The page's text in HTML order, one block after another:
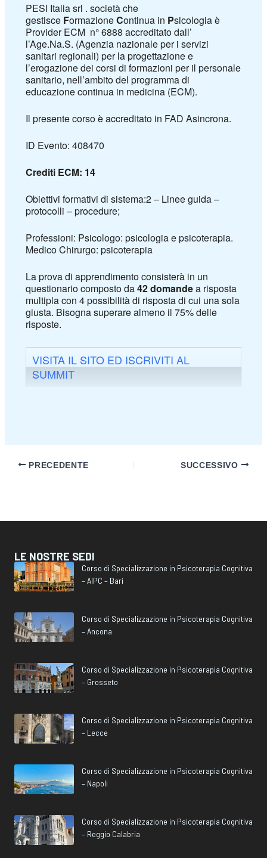
PESI Italia srl . società che
gestisce FormazioneContinua in Psicologia è
Provider ECM n° 6888 accreditato dall’
l’Age.Na.S. (Agenzia nazionale per i servizi
sanitari regionali) per la progettazione e
l’erogazione dei corsi di formazioni per il personale
sanitario, nell’ambito del programma di
educazione continua in medicina (ECM).
Il presente corso è accreditato in FAD Asincrona.
ID Evento: 408470
Crediti ECM: 14
Obiettivi formativi di sistema:2 – Linee guida –
protocolli – procedure;
Professioni: Psicologo: psicologia e psicoterapia.
Medico Chirurgo: psicoterapia
La prova di apprendimento consisterà in un
questionario composto da42 domandea risposta
multipla con 4 possibilità di risposta di cui una sola
giusta. Bisogna superare almeno il 75% delle
risposte.
VISITA IL SITO ED ISCRIVITI AL
SUMMIT
PRECEDENTE SUCCESSIVO
LE NOSTRE SEDI
Corso di Specializzazione in Psicoterapia Cognitiva
– AIPC – Bari
Corso di Specializzazione in Psicoterapia Cognitiva
– Ancona
Corso di Specializzazione in Psicoterapia Cognitiva
– Grosseto
Corso di Specializzazione in Psicoterapia Cognitiva
– Lecce
Corso di Specializzazione in Psicoterapia Cognitiva
– Napoli
Corso di Specializzazione in Psicoterapia Cognitiva
– Reggio Calabria